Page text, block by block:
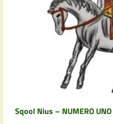
Sqool Nius – NUMERO UNO